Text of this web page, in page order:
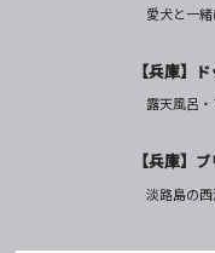
愛犬と一
【兵庫】
露天風呂
【兵庫】 ブ
淡路島の